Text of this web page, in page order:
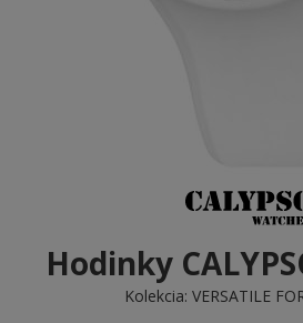
Hodinky
Kolekcia: VERSATILE